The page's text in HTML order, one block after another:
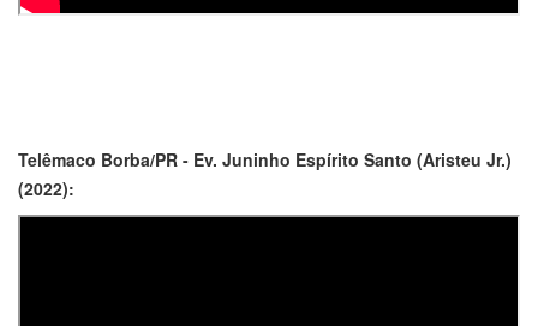
Telêmaco Borba/PR - Ev. Juninho Espírito Santo (Aristeu Jr.)
(2022):